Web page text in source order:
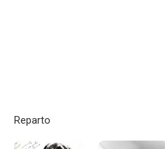
Reparto